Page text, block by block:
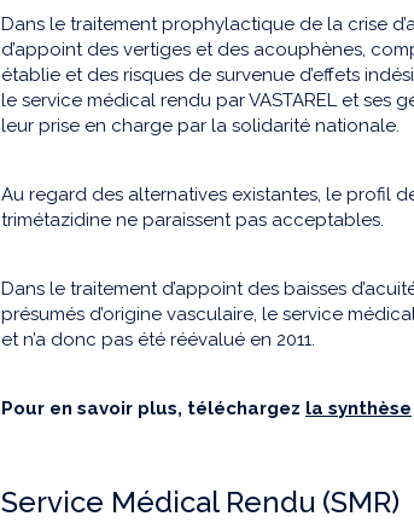
Dans le traitement prophylactique de la crise
d’appoint des vertiges et des acouphènes,
établie et des risques de survenue d’effets
le service médical rendu par VASTAREL et ses
leur prise en charge par la solidarité nationale.
Au regard des alternatives existantes, le profil
trimétazidine ne paraissent pas acceptables.
Dans le traitement d’appoint des baisses
présumés d’origine vasculaire, le service
et n’a donc pas été réévalué en 2011.
Pour en savoir plus, téléchargez la synthèse
Service Médical Rendu (SMR)